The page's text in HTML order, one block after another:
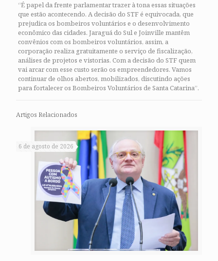
“É papel da frente parlamentar trazer à tona essas situações
que estão acontecendo. A decisão do STF é equivocada, que
prejudica os bombeiros voluntários e o desenvolvimento
econômico das cidades. Jaraguá do Sul e Joinville mantêm
convênios com os bombeiros voluntários, assim, a
corporação realiza gratuitamente o serviço de fiscalização,
análises de projetos e vistorias. Com a decisão do STF quem
vai arcar com esse custo serão os empreendedores. Vamos
continuar de olhos abertos, mobilizados, discutindo ações
para fortalecer os Bombeiros Voluntários de Santa Catarina”.
Artigos Relacionados
6 de agosto de 2026